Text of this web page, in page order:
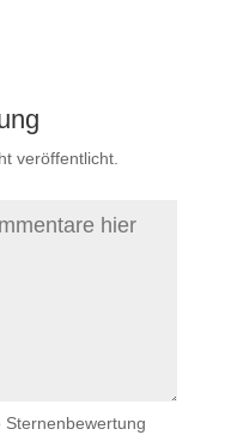
veröffentlicht.
Sternenbewertung